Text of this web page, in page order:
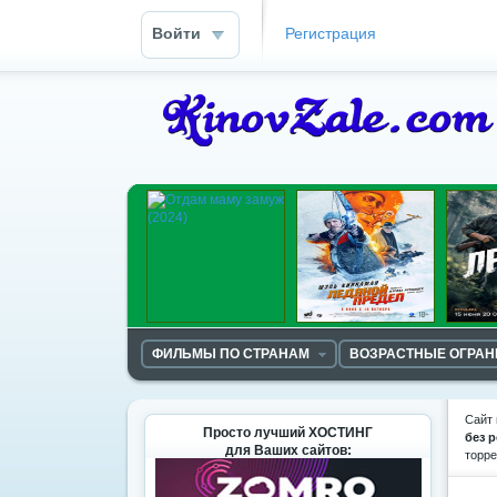
Войти Регистрация
ФИЛЬМЫ ПО СТРАНАМ ВОЗРАСТНЫЕ
Сайт
без
Просто лучший ХОСТИНГ
для Ваших сайтов: